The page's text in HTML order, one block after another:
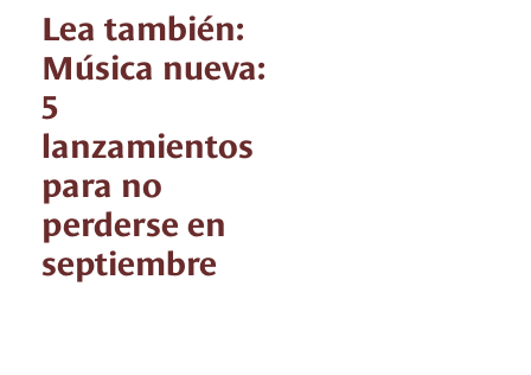
Lea también:
Música nueva:
5
lanzamientos
para no
perderse en
septiembre